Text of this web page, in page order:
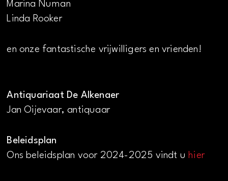
Marina Numan
Linda Rooker
en onze fantastische vrijwilligers en vrienden!
Antiquariaat De Alkenaer
Jan Oijevaar, antiquaar
Beleidsplan
Ons beleidsplan voor 2024-2025 vindt uhier